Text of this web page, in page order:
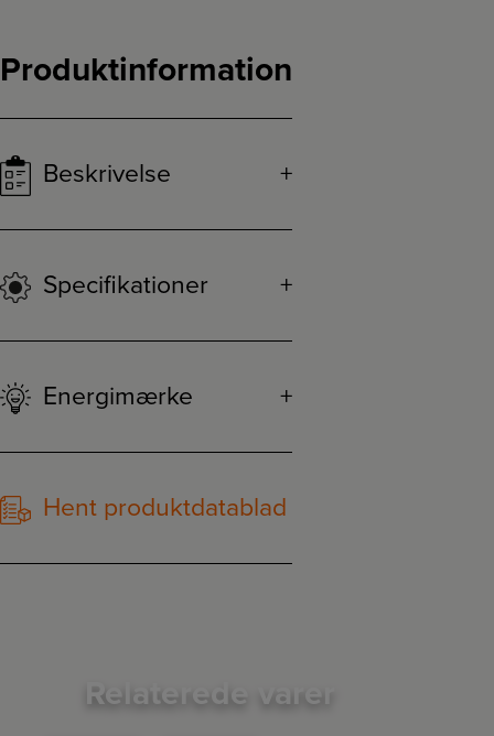
Produktinformation
Beskrivelse
Specifikationer
Energimærke
Hent produktdatablad
Relaterede varer